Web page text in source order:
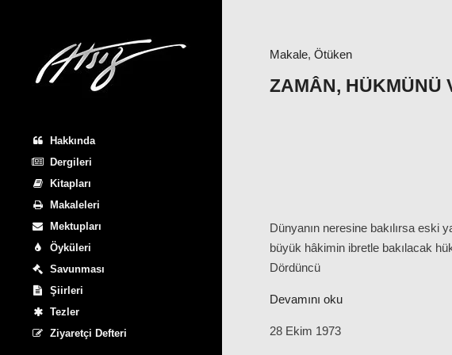
Hakkında
Dergileri
Kitapları
Makaleleri
Mektupları
Öyküleri
Savunması
Şiirleri
Tezler
Ziyaretçi Defteri
Makale, Ötüken
ZAMÂN, HÜKMÜNÜ
Dünyanın neresine bakılırsa eski
büyük hâkimin ibretle bakılacak
Dördüncü
Devamını oku
28 Ekim 1973